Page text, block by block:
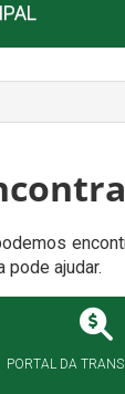
pode ajudar.
PORTAL DA